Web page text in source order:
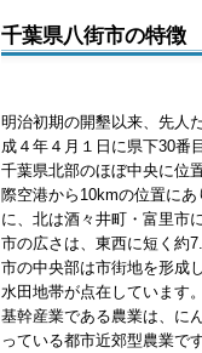
千葉県八街市の特徴
明治初期の開墾以来、先人
成４年４月１日に県下30番
千葉県北部のほぼ中央に位
際空港から10kmの位置に
に、北は酒々井町・富里市
市の広さは、東西に短く約
市の中央部は市街地を形成
水田地帯が点在しています。
基幹産業である農業は、に
っている都市近郊型農業です